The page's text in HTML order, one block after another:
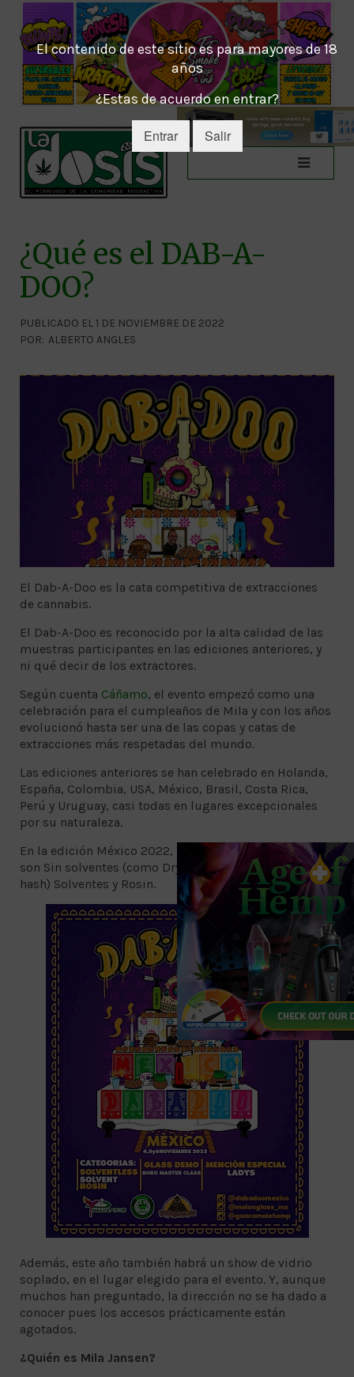
El contenido de este sitio es para mayores de 18
años
¿Estas de acuerdo en entrar?
Entrar Salir
¿Qué es el DAB-A-
DOO?
PUBLICADO EL 1 DE NOVIEMBRE DE 2022
POR: ALBERTO ANGLES
El Dab-A-Doo es la cata competitiva de extracciones
de cannabis.
El Dab-A-Doo es reconocido por la alta calidad de las
muestras participantes en las ediciones anteriores, y
ni qué decir de los extractores.
Según cuenta Cáñamo, el evento empezó como una
celebración para el cumpleaños de Mila y con los años
evolucionó hasta ser una de las copas y catas de
extracciones más respetadas del mundo.
Las ediciones anteriores se han celebrado en Holanda,
España, Colombia, USA, México, Brasil, Costa Rica,
Perú y Uruguay, casi todas en lugares excepcionales
por su naturaleza.
En la edición México 2022, las categorías a premiar
son Sin solventes (como Dry Sift o Ice
hash) Solventes y Rosin.
Además, este año también habrá un show de vidrio
soplado, en el lugar elegido para el evento. Y, aunque
muchos han preguntado, la dirección no se ha dado a
conocer pues los accesos prácticamente están
agotados.
¿Quién es Mila Jansen?